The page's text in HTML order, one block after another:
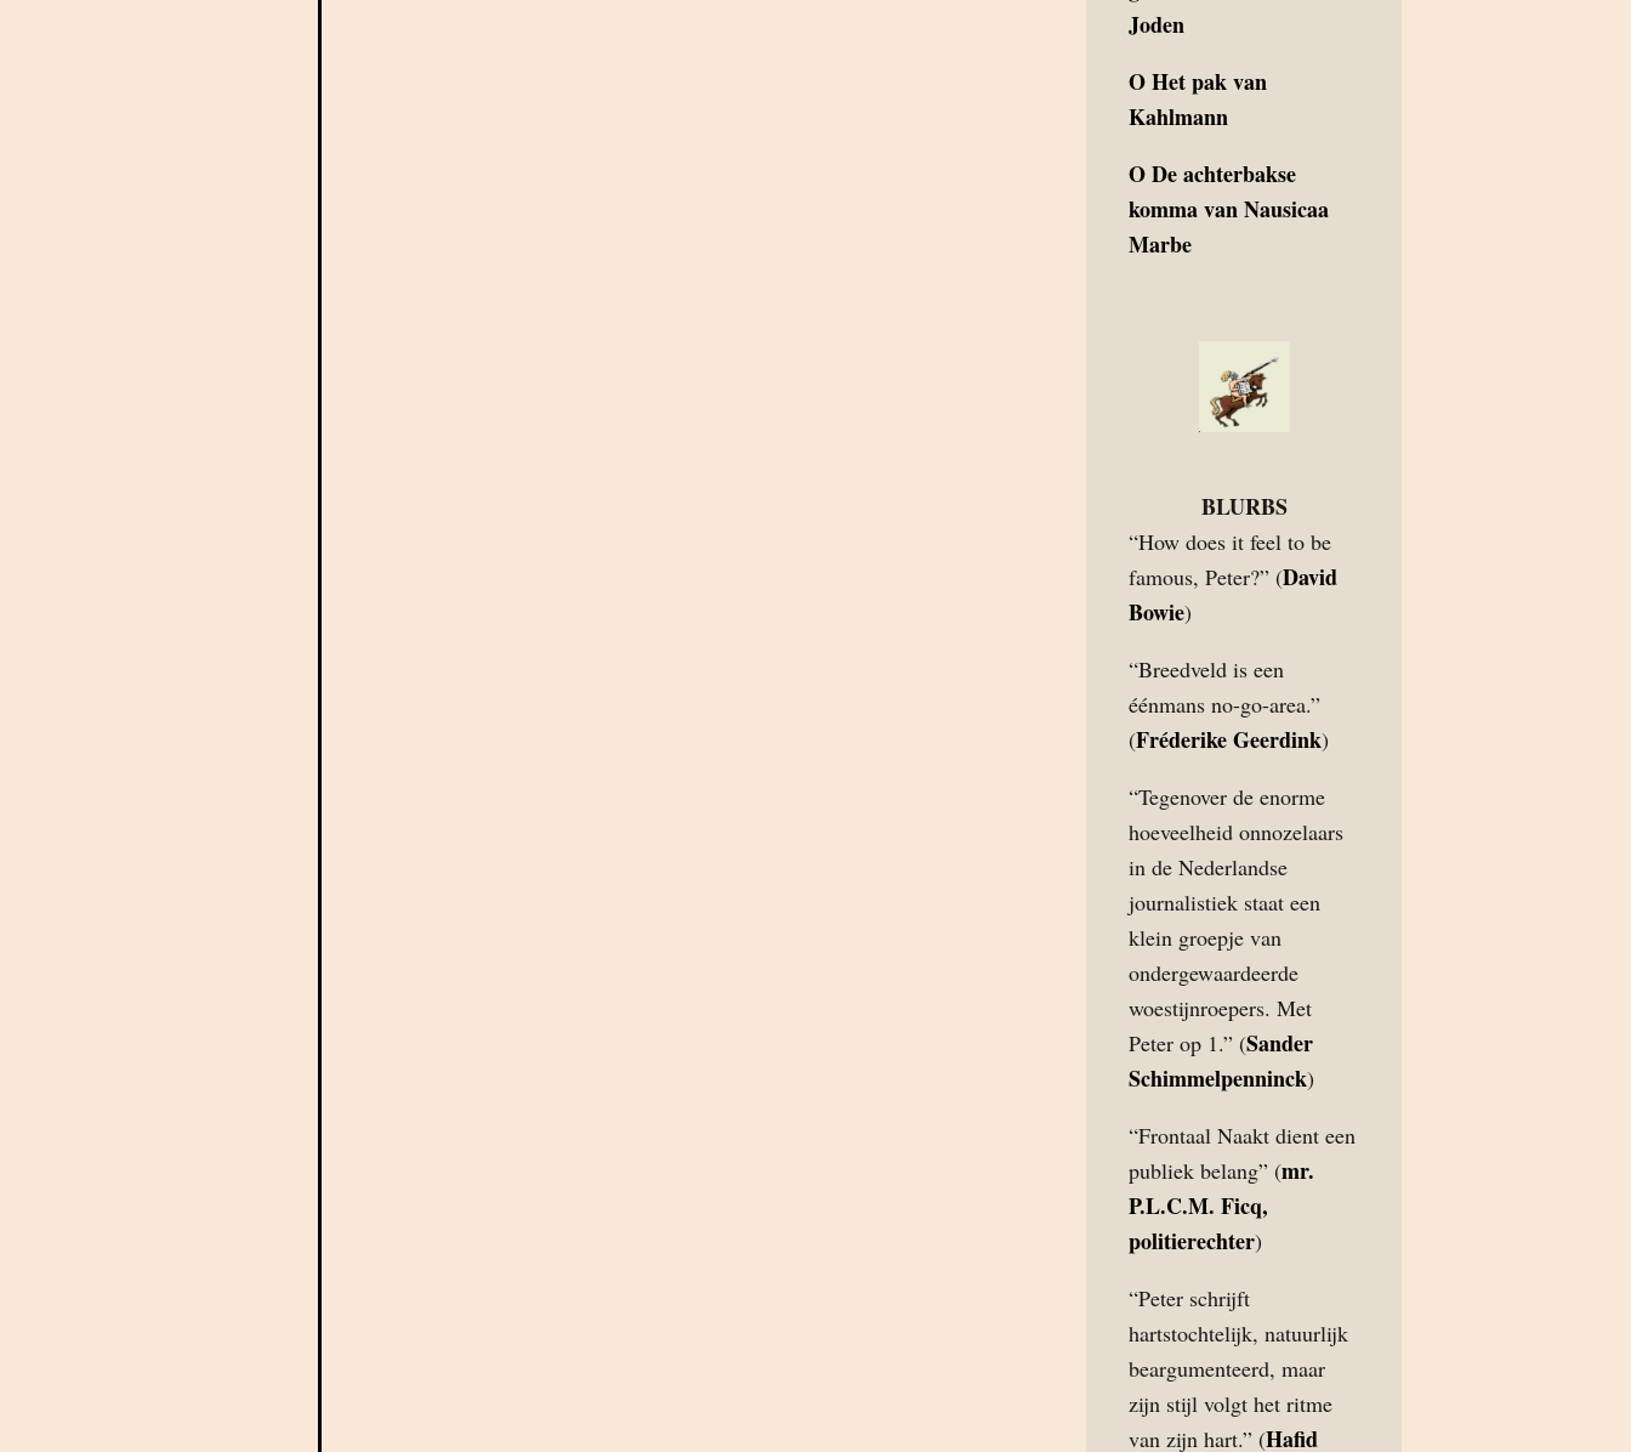
Joden
OHet pak van
Kahlmann
ODe achterbakse
komma van Nausicaa
Marbe
BLURBS
“How does it feel to be
famous, Peter?” (David
Bowie)
“Breedveld is een
éénmans no-go-area.”
(Fréderike Geerdink)
“Tegenover de enorme
hoeveelheid onnozelaars
in de Nederlandse
journalistiek staat een
klein groepje van
ondergewaardeerde
woestijnroepers. Met
Peter op 1.” (Sander
Schimmelpenninck)
“Frontaal Naakt dient een
publiek belang” (mr.
P.L.C.M. Ficq,
politierechter)
“Peter schrijft
hartstochtelijk, natuurlijk
beargumenteerd, maar
zijn stijl volgt het ritme
van zijn hart.” (Hafid